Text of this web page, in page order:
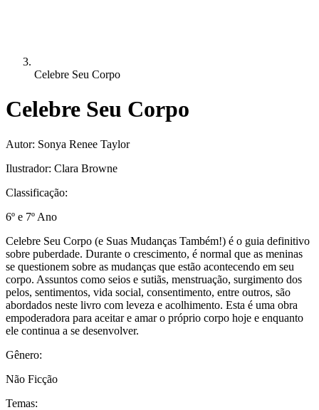
Celebre Seu Corpo
Celebre Seu Corpo
Autor: Sonya Renee Taylor
Ilustrador: Clara Browne
Classificação:
6º e 7º Ano
Celebre Seu Corpo (e Suas Mudanças Também!) é o guia definitivo
sobre puberdade. Durante o crescimento, é normal que as meninas
se questionem sobre as mudanças que estão acontecendo em seu
corpo. Assuntos como seios e sutiãs, menstruação, surgimento dos
pelos, sentimentos, vida social, consentimento, entre outros, são
abordados neste livro com leveza e acolhimento. Esta é uma obra
empoderadora para aceitar e amar o próprio corpo hoje e enquanto
ele continua a se desenvolver.
Gênero:
Não Ficção
Temas: